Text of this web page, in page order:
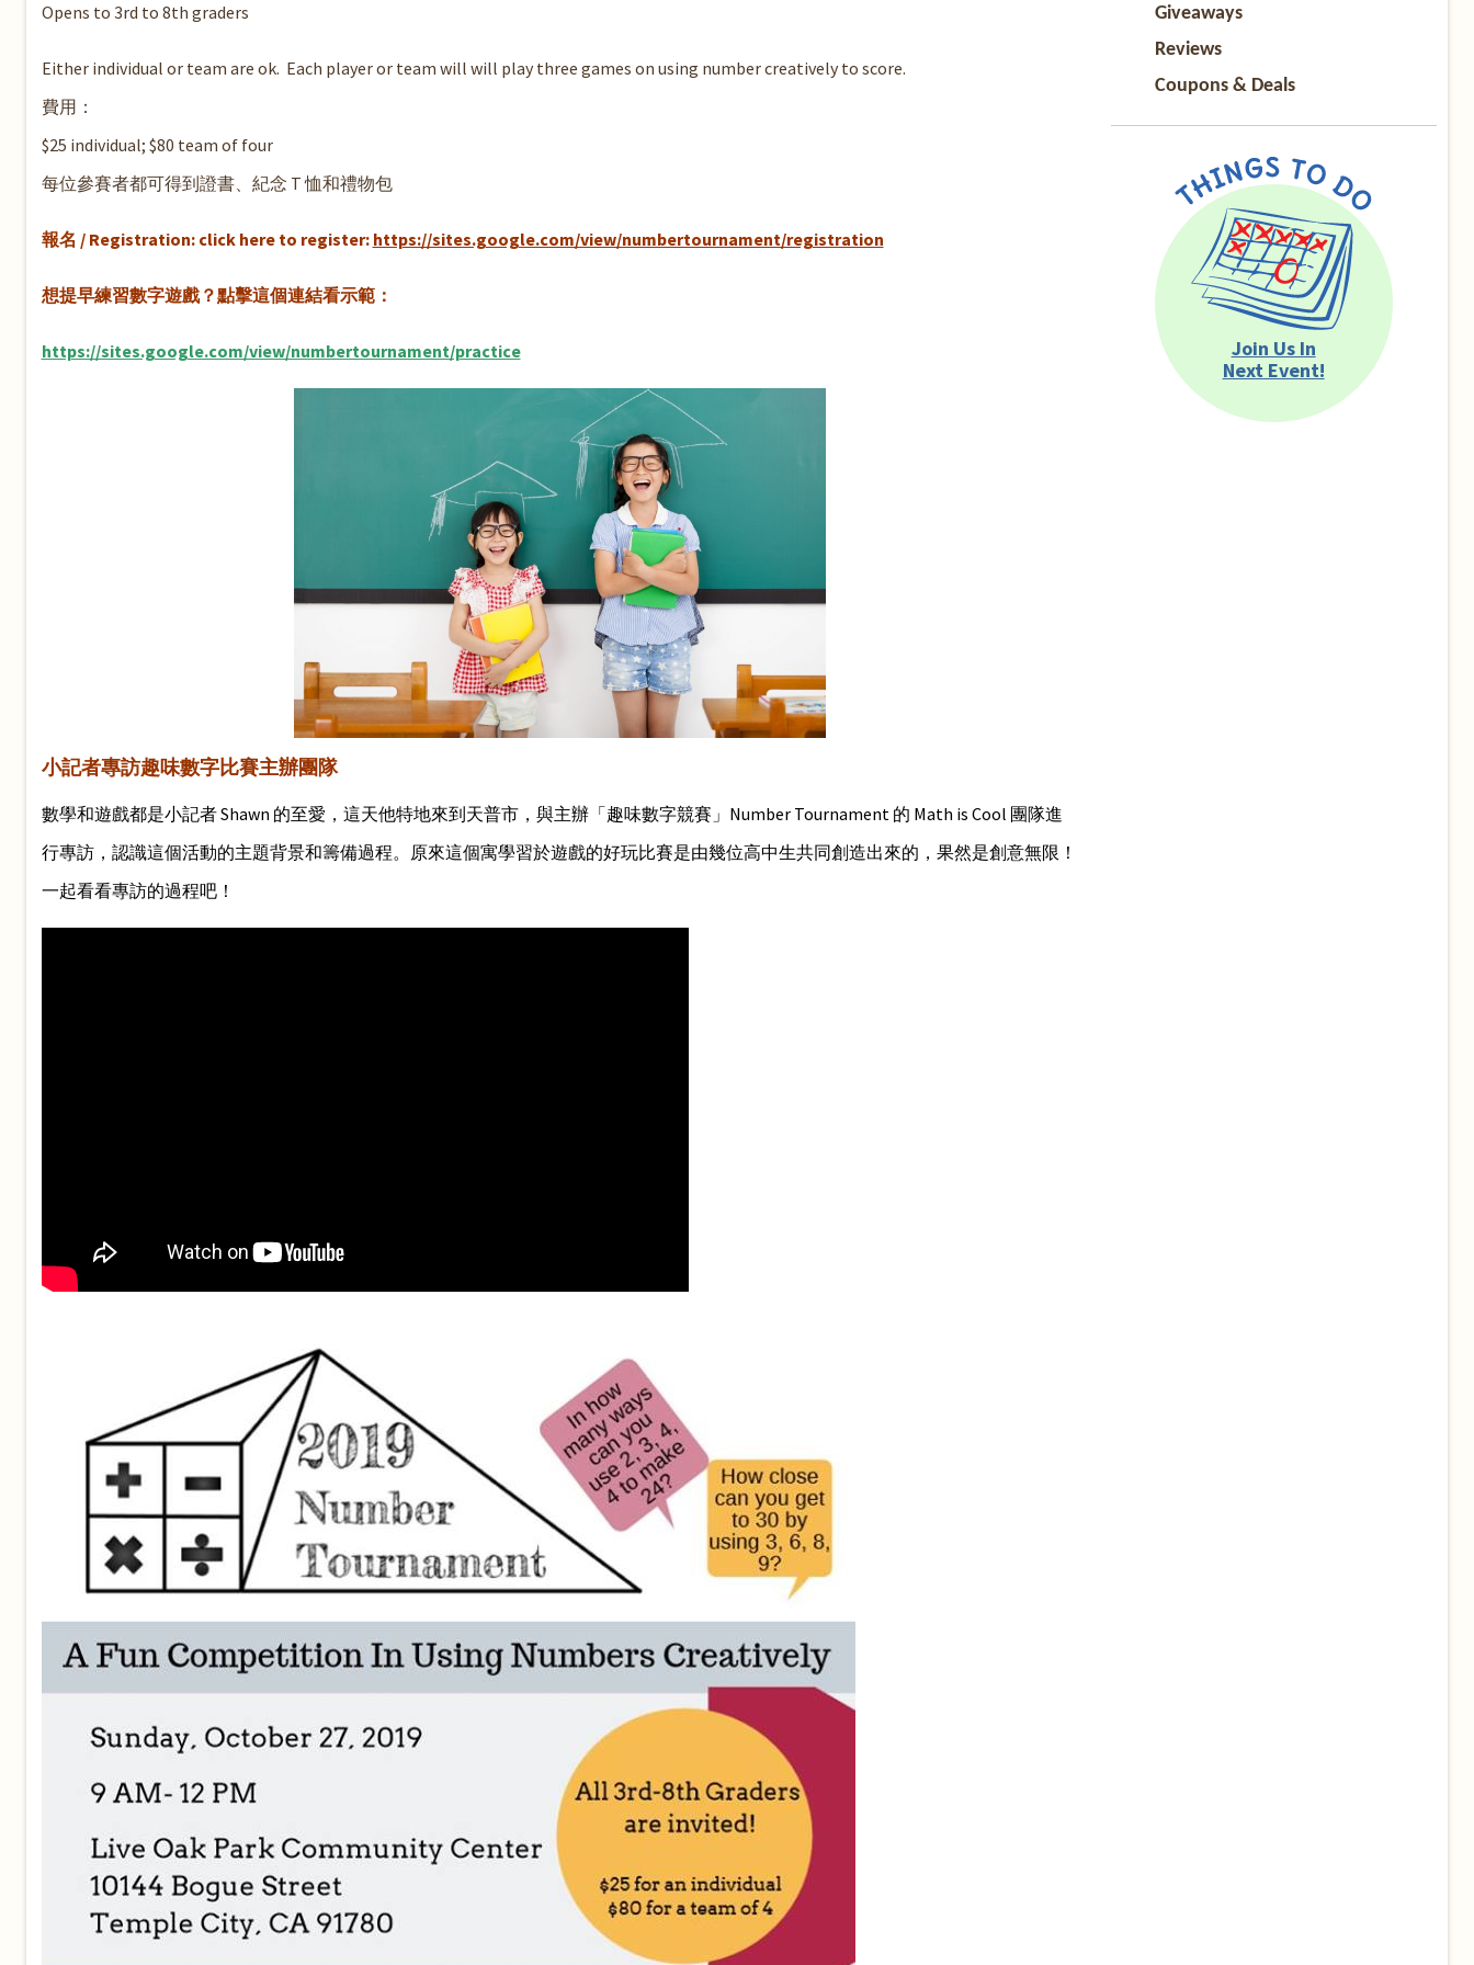
Opens to 3rd to 8th graders
Either individual or team are ok. Each player or team will will play three games on using number creatively to score.
費用：
$25 individual; $80 team of four
每位參賽者都可得到證書、紀念 T 恤和禮物包
報名 / Registration: click here to register: https://sites.google.com/view/numbertournament/registration
想提早練習數字遊戲？點擊這個連結看示範：
https://sites.google.com/view/numbertournament/practice
小記者專訪趣味數字比賽主辦團隊
數學和遊戲都是小記者 Shawn 的至愛，這天他特地來到天普市，與主辦「趣味數字競賽」Number Tournament 的 Math is Cool 團隊進
行專訪，認識這個活動的主題背景和籌備過程。原來這個寓學習於遊戲的好玩比賽是由幾位高中生共同創造出來的，果然是創意無限！
一起看看專訪的過程吧！
Giveaways
Reviews
Coupons & Deals
Join Us In
Next Event!